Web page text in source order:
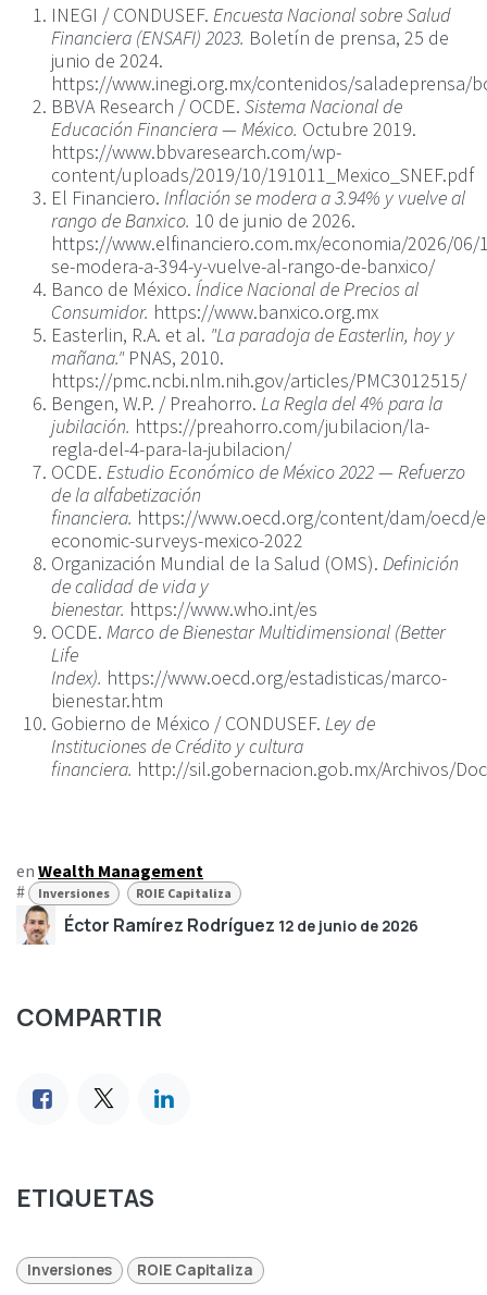
INEGI / CONDUSEF. Encuesta Nacional sobre Salud
Financiera (ENSAFI) 2023. Boletín de prensa, 25 de
junio de 2024.
https://www.inegi.org.mx/contenidos/saladeprensa/
BBVA Research / OCDE. Sistema Nacional de
Educación Financiera — México. Octubre 2019.
https://www.bbvaresearch.com/wp-
content/uploads/2019/10/191011_Mexico_SNEF.pdf
El Financiero. Inflación se modera a 3.94% y vuelve al
rango de Banxico. 10 de junio de 2026.
https://www.elfinanciero.com.mx/economia/2026/
se-modera-a-394-y-vuelve-al-rango-de-banxico/
Banco de México. Índice Nacional de Precios al
Consumidor. https://www.banxico.org.mx
Easterlin, R.A. et al. "La paradoja de Easterlin, hoy y
mañana." PNAS, 2010.
https://pmc.ncbi.nlm.nih.gov/articles/PMC3012515/
Bengen, W.P. / Preahorro. La Regla del 4% para la
jubilación. https://preahorro.com/jubilacion/la-
regla-del-4-para-la-jubilacion/
OCDE. Estudio Económico de México 2022 — Refuerzo
de la alfabetización
financiera. https://www.oecd.org/content/dam/
economic-surveys-mexico-2022
Organización Mundial de la Salud (OMS). Definición
de calidad de vida y
bienestar. https://www.who.int/es
OCDE. Marco de Bienestar Multidimensional (Better
Life
Index). https://www.oecd.org/estadisticas/marco-
bienestar.htm
Gobierno de México / CONDUSEF. Ley de
Instituciones de Crédito y cultura
financiera. http://sil.gobernacion.gob.mx/Archivos/
en Wealth Management
#
Inversiones ROIE Capitaliza
Éctor Ramírez Rodríguez 12 de junio de 2026
COMPARTIR
ETIQUETAS
Inversiones ROIE Capitaliza